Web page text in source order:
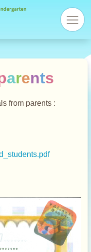
res
arents
from parents :